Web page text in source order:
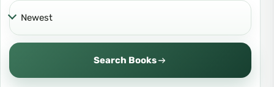
Sort
Search Books